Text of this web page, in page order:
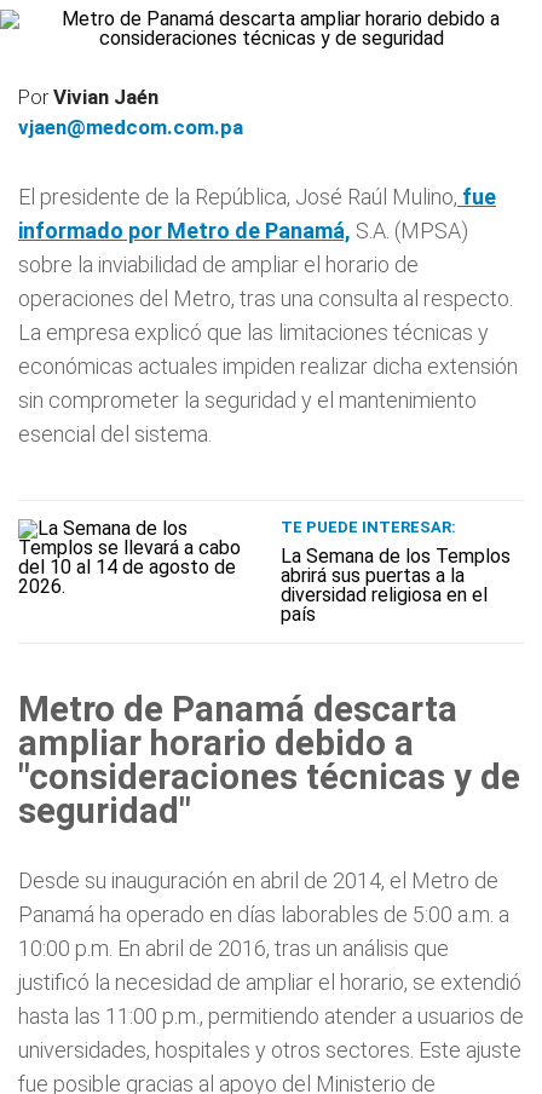
PorVivian Jaén
vjaen@medcom.com.pa
El presidente de la República, José Raúl Mulino, fue
informado por Metro de Panamá, S.A. (MPSA)
sobre la inviabilidad de ampliar el horario de
operaciones del Metro, tras una consulta al respecto.
La empresa explicó que las limitaciones técnicas y
económicas actuales impiden realizar dicha extensión
sin comprometer la seguridad y el mantenimiento
esencial del sistema.
TE PUEDE INTERESAR:
La Semana de los Templos
abrirá sus puertas a la
diversidad religiosa en el
país
Metro de Panamá descarta
ampliar horario debido a
"consideraciones técnicas y de
seguridad"
Desde su inauguración en abril de 2014, el Metro de
Panamá ha operado en días laborables de 5:00 a.m. a
10:00 p.m. En abril de 2016, tras un análisis que
justificó la necesidad de ampliar el horario, se extendió
hasta las 11:00 p.m., permitiendo atender a usuarios de
universidades, hospitales y otros sectores. Este ajuste
fue posible gracias al apoyo del Ministerio de